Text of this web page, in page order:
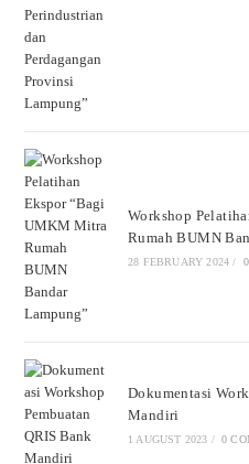
Workshop
Rumah BUMN
28 FEBRUARY 2024 /
Dokumentasi
Mandiri
1 AUGUST 2023 / 0